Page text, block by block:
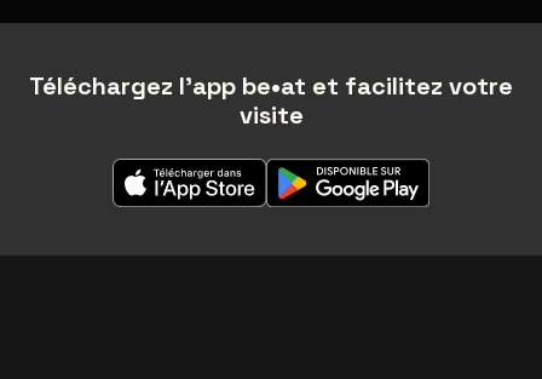
Téléchargez l'app be•at et facilitez votre
visite